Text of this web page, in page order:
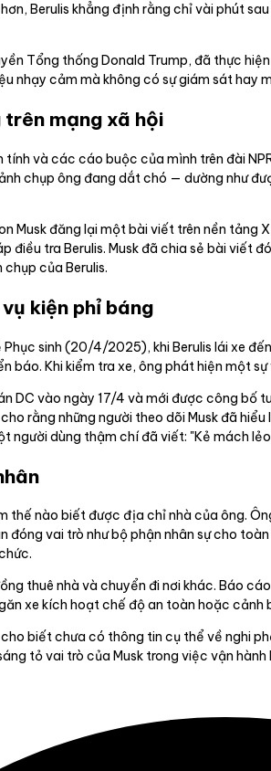
Berulis khẳng định rằng chỉ vài phút
Tổng thống Donald Trump, đã thực
nhạy cảm mà không có sự giám sát hay
mạng xã hội
tính và các cáo buộc của mình trên đài
chụp ông đang dắt chó — dường như
Musk đăng lại một bài viết trên nền
điều tra Berulis. Musk đã chia sẻ bài
của Berulis.
kiện phỉ báng
sinh (20/4/2025), khi Berulis lái xe
báo. Khi kiểm tra xe, ông phát hiện một
DC vào ngày 17/4 và mới được công
rằng những người theo dõi Musk đã
dùng thậm chí đã viết: "Kẻ mách
thế nào biết được địa chỉ nhà của ông.
đóng vai trò như bộ phận nhân sự cho
thuê nhà và chuyển đi nơi khác. Báo
xe kích hoạt chế độ an toàn hoặc cảnh
biết chưa có thông tin cụ thể về nghi
tỏ vai trò của Musk trong việc vận